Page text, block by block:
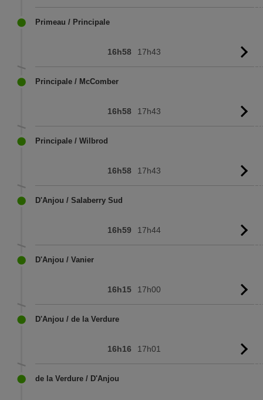
Primeau / Principale
16h58 17h43
Principale / McComber
16h58 17h43
Principale / Wilbrod
16h58 17h43
D'Anjou / Salaberry Sud
16h59 17h44
D'Anjou / Vanier
16h15 17h00
D'Anjou / de la Verdure
16h16 17h01
de la Verdure / D'Anjou